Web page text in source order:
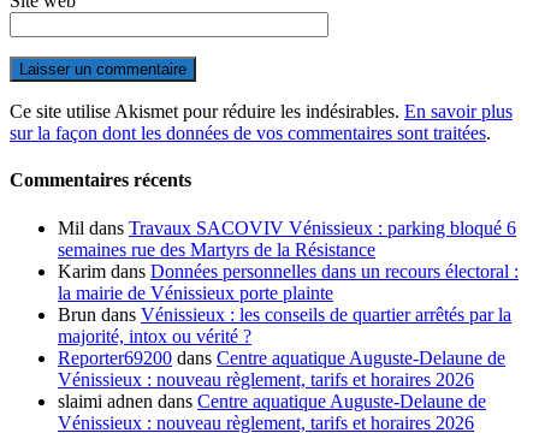
Ce site utilise Akismet pour réduire les indésirables. En savoir plus
sur la façon dont les données de vos commentaires sont traitées.
Commentaires récents
Mil dans Travaux SACOVIV Vénissieux : parking bloqué 6
semaines rue des Martyrs de la Résistance
Karim dans Données personnelles dans un recours électoral :
la mairie de Vénissieux porte plainte
Brun dans Vénissieux : les conseils de quartier arrêtés par la
majorité, intox ou vérité ?
Reporter69200 dans Centre aquatique Auguste-Delaune de
Vénissieux : nouveau règlement, tarifs et horaires 2026
slaimi adnen dans Centre aquatique Auguste-Delaune de
Vénissieux : nouveau règlement, tarifs et horaires 2026